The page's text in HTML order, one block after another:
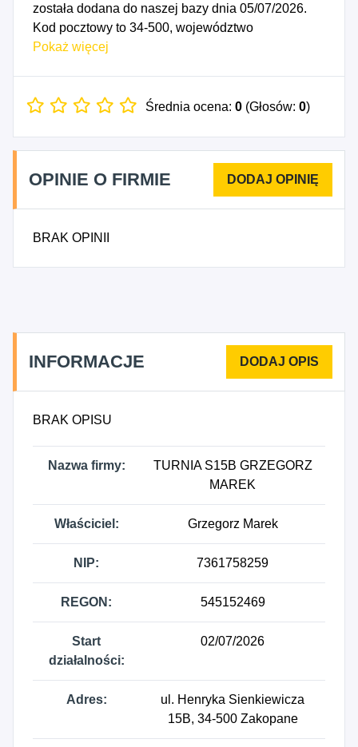
została dodana do naszej bazy dnia 05/07/2026.
Kod pocztowy to 34-500, województwo
MAŁOPOLSKIE, powiat tatrzański. Numer
S15B GRZEGORZ MAREK to 545152469. Data
- Produkcja konstrukcji metalowych i ich części,
3311Z - Naprawa i konserwacja metalowych
wyrobów gotowych, 3320Z - Instalowanie maszyn
Roboty związane z budową rurociągów
zakwaterowania, 2553Z - Obróbka mechaniczna
elementów metalowych, 4335Z - Wykonywanie
Pokaż więcej
Średnia ocena: 0 (Głosów: 0)
OPINIE O FIRMIE
BRAK OPINII
INFORMACJE
BRAK OPISU
Nazwa firmy:
TURNIA S15B GRZEGORZ
MAREK
Właściciel: Grzegorz Marek
NIP: 7361758259
REGON: 545152469
Start
działalności:
02/07/2026
Adres:
ul. Henryka Sienkiewicza
15B, 34-500 Zakopane